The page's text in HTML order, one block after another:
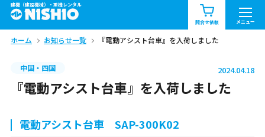
建機（建設機械）・重機レンタル
問合せ依頼 メニュー
商品一覧 お知らせ一覧
問合せ依頼リスト お問合せ
北海道 東北 関東
中部 関西
ホーム お知らせ一覧 『電動アシスト台車』を入荷しました
中国・四国 2024.04.18
『電動アシスト台車』を入荷しました
電動アシスト台車 SAP-300K02